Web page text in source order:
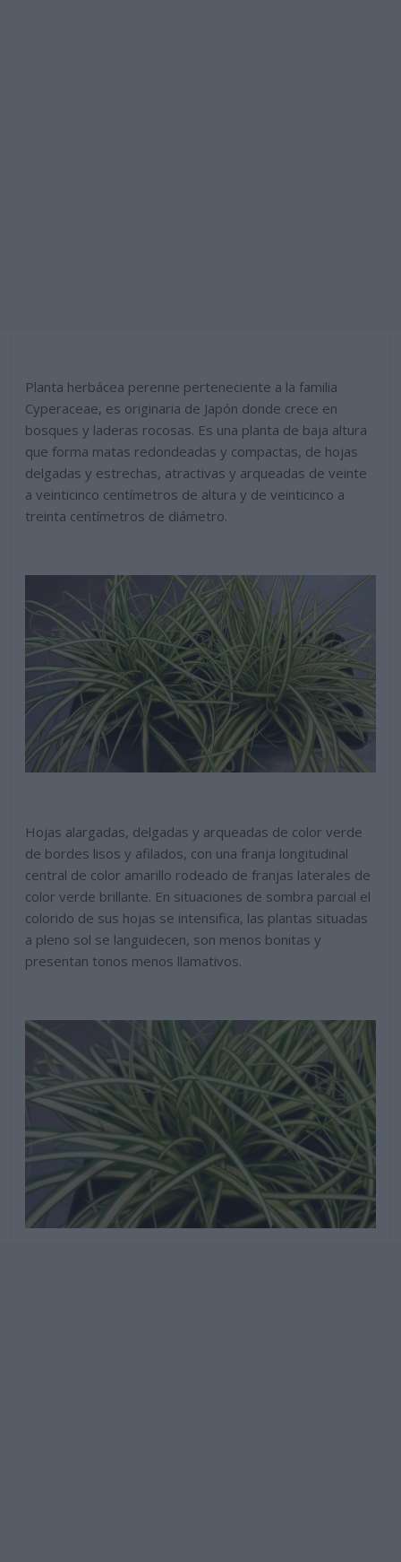
Planta herbácea perenne perteneciente a la familia
Cyperaceae, es originaria de Japón donde crece en
bosques y laderas rocosas. Es una planta de baja altura
que forma matas redondeadas y compactas, de hojas
delgadas y estrechas, atractivas y arqueadas de veinte
a veinticinco centímetros de altura y de veinticinco a
treinta centímetros de diámetro.
Hojas alargadas, delgadas y arqueadas de color verde
de bordes lisos y afilados, con una franja longitudinal
central de color amarillo rodeado de franjas laterales de
color verde brillante. En situaciones de sombra parcial el
colorido de sus hojas se intensifica, las plantas situadas
a pleno sol se languidecen, son menos bonitas y
presentan tonos menos llamativos.